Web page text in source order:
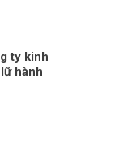
ty kinh
hành